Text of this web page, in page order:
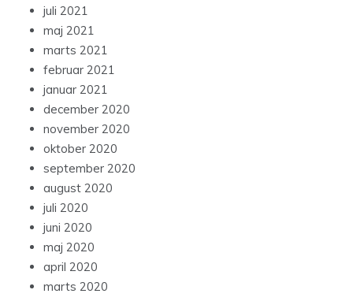
juli 2021
maj 2021
marts 2021
februar 2021
januar 2021
december 2020
november 2020
oktober 2020
september 2020
august 2020
juli 2020
juni 2020
maj 2020
april 2020
marts 2020